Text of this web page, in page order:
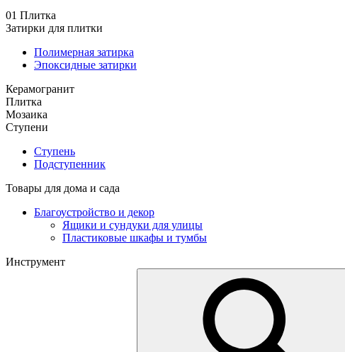
01 Плитка
Затирки для плитки
Полимерная затирка
Эпоксидные затирки
Керамогранит
Плитка
Мозаика
Ступени
Ступень
Подступенник
Товары для дома и сада
Благоустройство и декор
Ящики и сундуки для улицы
Пластиковые шкафы и тумбы
Инструмент